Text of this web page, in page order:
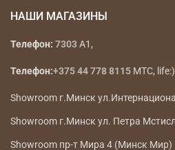
НАШИ МАГАЗИНЫ
Телефон: 7303A1,
Телефон:+375 44 778 8115 МТС, life:)
Showroom г.Минск
Showroom г.Минск ул. Петра
Showroom пр-т Мира 4 (Минск Мир)